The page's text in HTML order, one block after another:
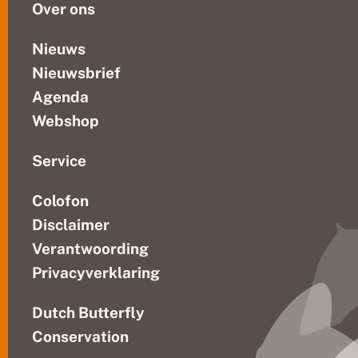
Over ons
Nieuws
Nieuwsbrief
Agenda
Webshop
Service
Colofon
Disclaimer
Verantwoording
Privacyverklaring
Dutch Butterfly
Conservation